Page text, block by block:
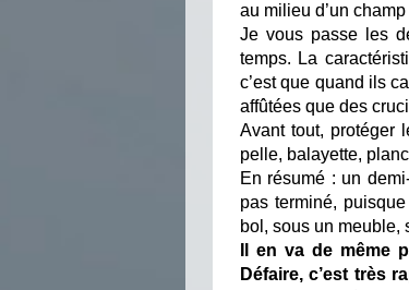
au milieu d’un
Je vous passe les
temps. La
c’est que quand ils
affûtées que des
Avant tout, protéger
pelle, balayette,
En résumé : un
pas terminé,
bol, sous un meuble,
Il en va de même
Défaire, c’est très